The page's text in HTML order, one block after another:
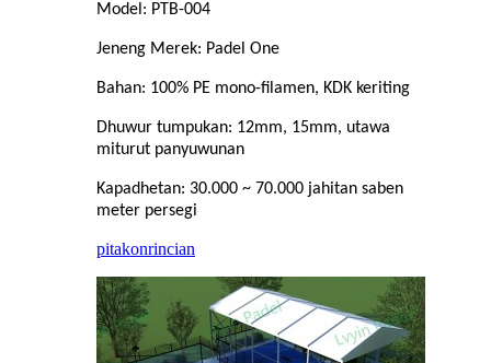
Model: PTB-004
Jeneng Merek: Padel One
Bahan: 100% PE mono-filamen, KDK keriting
Dhuwur tumpukan: 12mm, 15mm, utawa
miturut panyuwunan
Kapadhetan: 30.000 ~ 70.000 jahitan saben
meter persegi
pitakonrincian